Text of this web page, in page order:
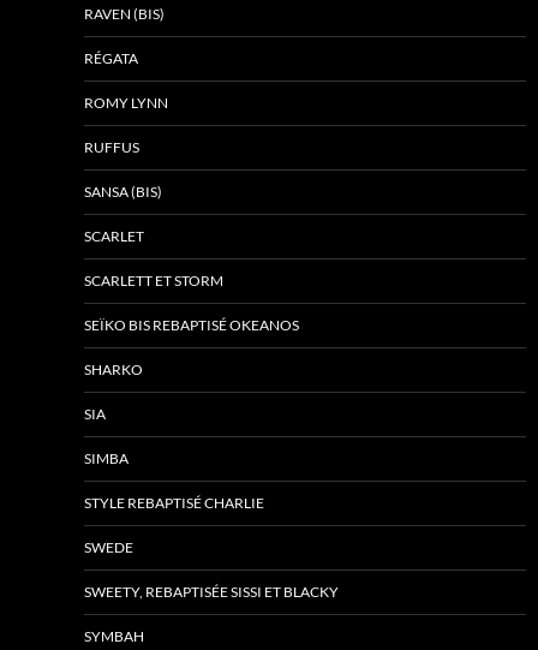
RAVEN (BIS)
RÉGATA
ROMY LYNN
RUFFUS
SANSA (BIS)
SCARLET
SCARLETT ET STORM
SEÏKO BIS REBAPTISÉ OKEANOS
SHARKO
SIA
SIMBA
STYLE REBAPTISÉ CHARLIE
SWEDE
SWEETY, REBAPTISÉE SISSI ET BLACKY
SYMBAH